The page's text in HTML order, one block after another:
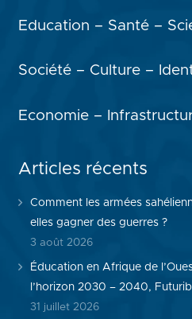
Education – Santé –
Société – Culture –
Economie –
Articles récents
Comment les armées
elles gagner des guerres ?
3 août 2026
Éducation en Afrique de
l’horizon 2030 – 2040,
31 juillet 2026